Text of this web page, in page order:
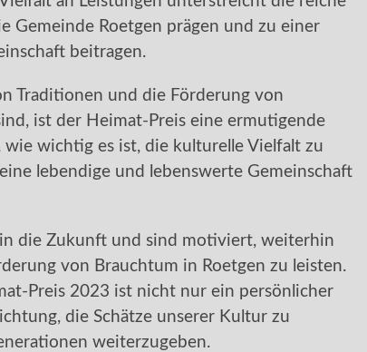
Gemeinde Roetgen prägen und zu einer
beitragen.
Traditionen und die Förderung von
ist der Heimat-Preis eine ermutigende
wie wichtig es ist, die kulturelle Vielfalt zu
lebendige und lebenswerte Gemeinschaft
die Zukunft und sind motiviert, weiterhin
von Brauchtum in Roetgen zu leisten.
Preis 2023 ist nicht nur ein persönlicher
die Schätze unserer Kultur zu
weiterzugeben.